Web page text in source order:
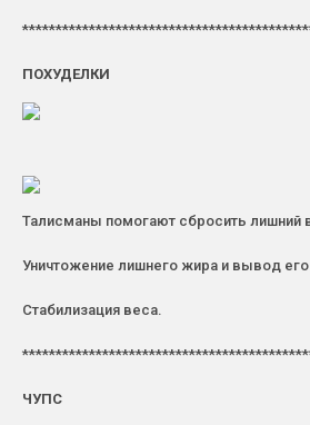
ПОХУДЕЛКИ
Талисманы помогают сбросить лишний
Уничтожение лишнего жира и вывод
Стабилизация веса.
ЧУПС